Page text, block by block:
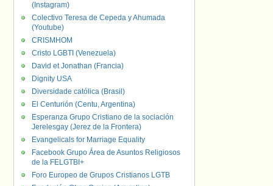
(Instagram)
Colectivo Teresa de Cepeda y Ahumada
(Youtube)
CRISMHOM
Cristo LGBTI (Venezuela)
David et Jonathan (Francia)
Dignity USA
Diversidade católica (Brasil)
El Centurión (Centu, Argentina)
Esperanza Grupo Cristiano de la sociación
Jerelesgay (Jerez de la Frontera)
Evangelicals for Marriage Equality
Facebook Grupo Área de Asuntos Religiosos
de la FELGTBI+
Foro Europeo de Grupos Cristianos LGTB